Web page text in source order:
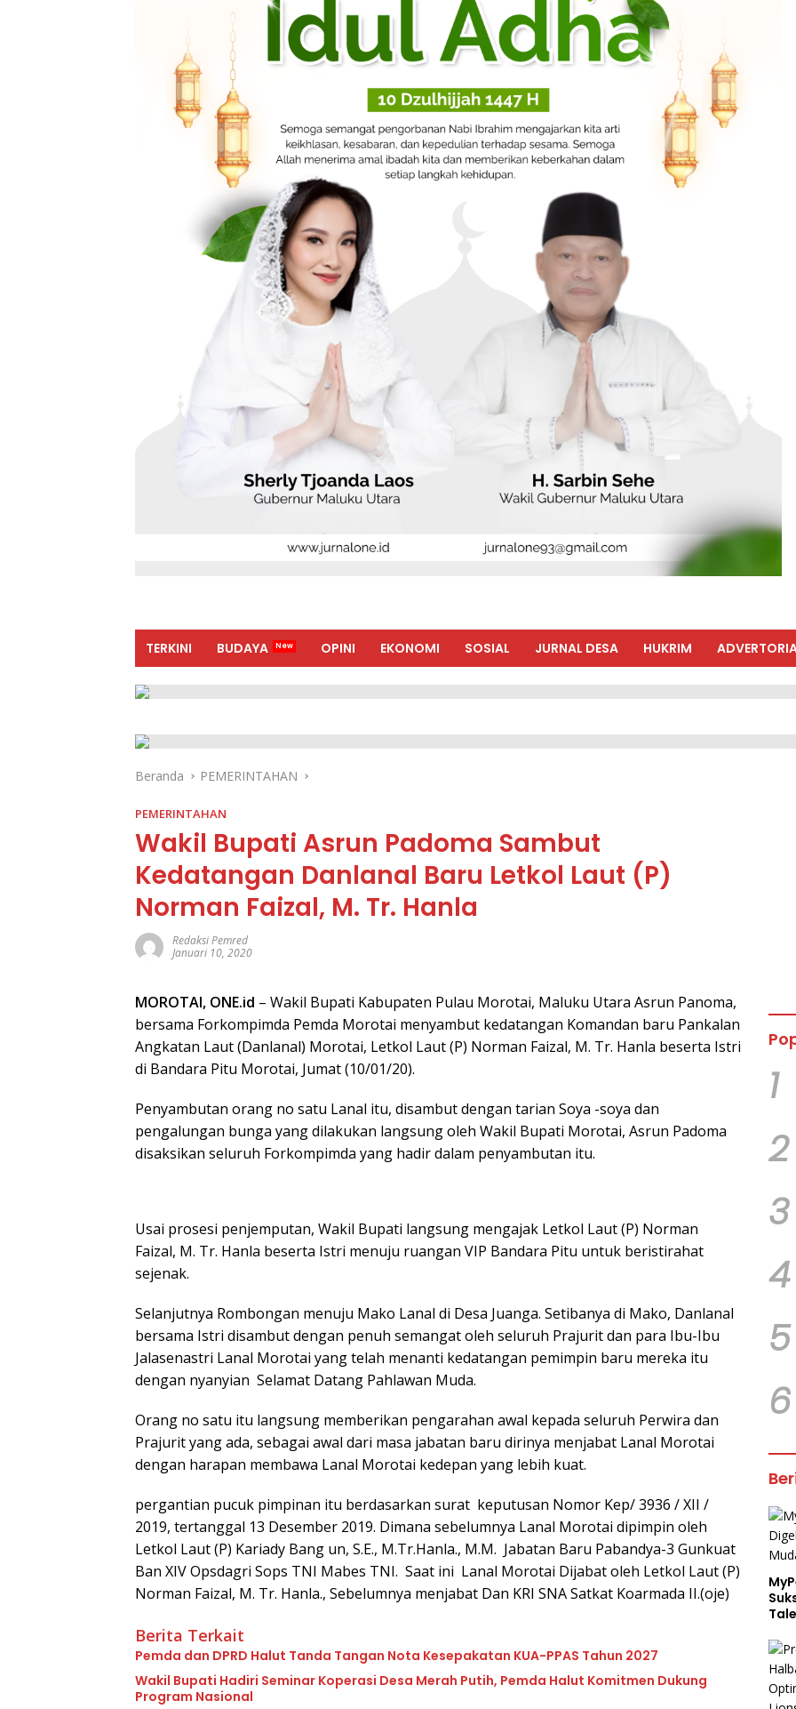
TERKINI BUDAYA OPINI EKONOMI SOSIAL JURNAL DESA HUKRIM
Beranda PEMERINTAHAN
PEMERINTAHAN
Wakil Bupati Asrun Padoma Sambut
Kedatangan Danlanal Baru Letkol Laut (P)
Norman Faizal, M. Tr. Hanla
Redaksi Pemred
Januari 10, 2020
MOROTAI, ONE.id – Wakil Bupati Kabupaten Pulau Morotai, Maluku Utara Asrun Panoma,
bersama Forkompimda Pemda Morotai menyambut kedatangan Komandan baru Pankalan
Angkatan Laut (Danlanal) Morotai, Letkol Laut (P) Norman Faizal, M. Tr. Hanla beserta Istri
di Bandara Pitu Morotai, Jumat (10/01/20).
Penyambutan orang no satu Lanal itu, disambut dengan tarian Soya -soya dan
pengalungan bunga yang dilakukan langsung oleh Wakil Bupati Morotai, Asrun Padoma
disaksikan seluruh Forkompimda yang hadir dalam penyambutan itu.
Usai prosesi penjemputan, Wakil Bupati langsung mengajak Letkol Laut (P) Norman
Faizal, M. Tr. Hanla beserta Istri menuju ruangan VIP Bandara Pitu untuk beristirahat
sejenak.
Selanjutnya Rombongan menuju Mako Lanal di Desa Juanga. Setibanya di Mako, Danlanal
bersama Istri disambut dengan penuh semangat oleh seluruh Prajurit dan para Ibu-Ibu
Jalasenastri Lanal Morotai yang telah menanti kedatangan pemimpin baru mereka itu
dengan nyanyian Selamat Datang Pahlawan Muda.
Orang no satu itu langsung memberikan pengarahan awal kepada seluruh Perwira dan
Prajurit yang ada, sebagai awal dari masa jabatan baru dirinya menjabat Lanal Morotai
dengan harapan membawa Lanal Morotai kedepan yang lebih kuat.
pergantian pucuk pimpinan itu berdasarkan surat keputusan Nomor Kep/ 3936 / XII /
2019, tertanggal 13 Desember 2019. Dimana sebelumnya Lanal Morotai dipimpin oleh
Letkol Laut (P) Kariady Bang un, S.E., M.Tr.Hanla., M.M. Jabatan Baru Pabandya-3 Gunkuat
Ban XIV Opsdagri Sops TNI Mabes TNI. Saat ini Lanal Morotai Dijabat oleh Letkol Laut (P)
Norman Faizal, M. Tr. Hanla., Sebelumnya menjabat Dan KRI SNA Satkat Koarmada II.(oje)
Berita Terkait
Pemda dan DPRD Halut Tanda Tangan Nota Kesepakatan KUA-PPAS Tahun 2027
Wakil Bupati Hadiri Seminar Koperasi Desa Merah Putih, Pemda Halut Komitmen Dukung
Program Nasional
1
2
3
4
5
6